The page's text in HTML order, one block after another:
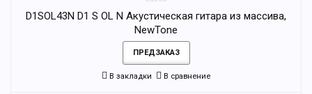
D1SOL43N D1 S OL N Акустическая гитара из массива,
NewTone
ПРЕДЗАКАЗ
В закладки В сравнение